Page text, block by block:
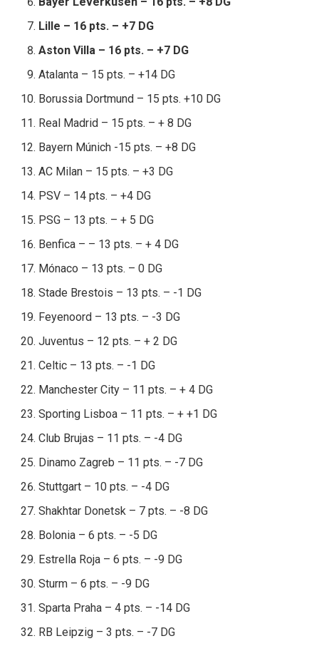
Lille – 16 pts. – +7 DG
Aston Villa – 16 pts. – +7 DG
Atalanta – 15 pts. – +14 DG
Borussia Dortmund – 15 pts. +10 DG
Real Madrid – 15 pts. – + 8 DG
Bayern Múnich -15 pts. – +8 DG
AC Milan – 15 pts. – +3 DG
PSV – 14 pts. – +4 DG
PSG – 13 pts. – + 5 DG
Benfica – – 13 pts. – + 4 DG
Mónaco – 13 pts. – 0 DG
Stade Brestois – 13 pts. – -1 DG
Feyenoord – 13 pts. – -3 DG
Juventus – 12 pts. – + 2 DG
Celtic – 13 pts. – -1 DG
Manchester City – 11 pts. – + 4 DG
Sporting Lisboa – 11 pts. – + +1 DG
Club Brujas – 11 pts. – -4 DG
Dinamo Zagreb – 11 pts. – -7 DG
Stuttgart – 10 pts. – -4 DG
Shakhtar Donetsk – 7 pts. – -8 DG
Bolonia – 6 pts. – -5 DG
Estrella Roja – 6 pts. – -9 DG
Sturm – 6 pts. – -9 DG
Sparta Praha – 4 pts. – -14 DG
RB Leipzig – 3 pts. – -7 DG